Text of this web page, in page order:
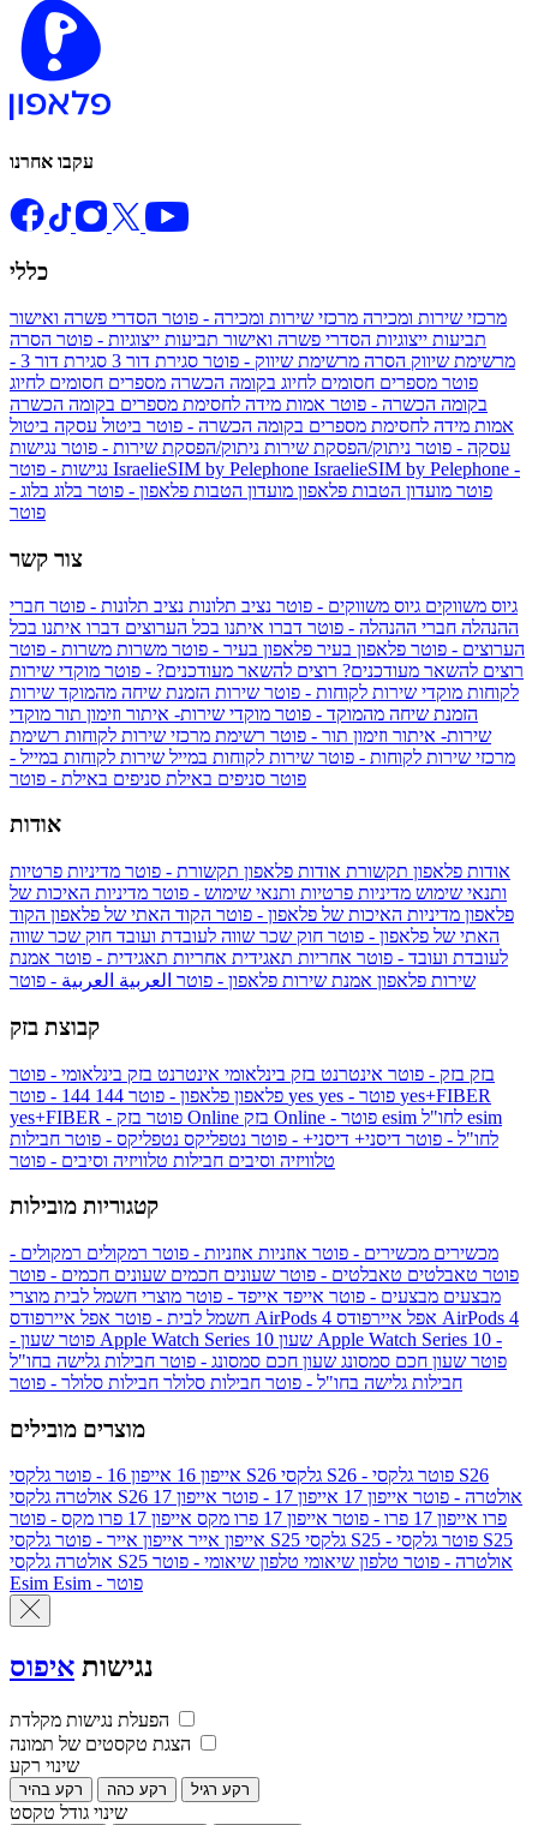
עקבו אחרנו
כללי
מרכזי שירות ומכירה מרכזי שירות ומכירה - פוטר הסדרי פשרה ואישור
תביעות ייצוגיות הסדרי פשרה ואישור תביעות ייצוגיות - פוטר הסרה
מרשימת שיווק הסרה מרשימת שיווק - פוטר סגירת דור 3
סגירת דור 3 -
פוטר מספרים חסומים לחיוג בקומה הכשרה מספרים חסומים לחיוג
בקומה הכשרה - פוטר אמות מידה לחסימת מספרים בקומה הכשרה
אמות מידה לחסימת מספרים בקומה הכשרה - פוטר ביטול עסקה ביטול
עסקה - פוטר ניתוק/הפסקת שירות ניתוק/הפסקת שירות - פוטר נגישות
IsraelieSIM by Pelephone IsraelieSIM by Pelephone -
פוטר מועדון הטבות פלאפון מועדון הטבות פלאפון - פוטר בלוג בלוג -
פוטר
צור קשר
גיוס משווקים גיוס משווקים - פוטר נציב תלונות נציב תלונות - פוטר חברי
ההנהלה חברי ההנהלה - פוטר דברו איתנו בכל הערוצים דברו איתנו בכל
הערוצים - פוטר פלאפון בעיר פלאפון בעיר - פוטר משרות משרות - פוטר
רוצים להשאר מעודכנים? רוצים להשאר מעודכנים? - פוטר מוקדי שירות
לקוחות מוקדי שירות לקוחות - פוטר שירות הזמנת שיחה מהמוקד שירות
הזמנת שיחה מהמוקד - פוטר מוקדי שירות- איתור וזימון תור מוקדי
שירות- איתור וזימון תור - פוטר רשימת מרכזי שירות לקוחות רשימת
מרכזי שירות לקוחות - פוטר שירות לקוחות במייל שירות לקוחות במייל -
פוטר סניפים באילת סניפים באילת - פוטר
אודות
אודות פלאפון תקשורת אודות פלאפון תקשורת - פוטר מדיניות פרטיות
ותנאי שימוש מדיניות פרטיות ותנאי שימוש - פוטר מדיניות האיכות של
פלאפון מדיניות האיכות של פלאפון - פוטר הקוד האתי של פלאפון הקוד
האתי של פלאפון - פוטר חוק שכר שווה לעובדת ועובד חוק שכר שווה
לעובדת ועובד - פוטר אחריות תאגידית אחריות תאגידית - פוטר אמנת
שירות פלאפון אמנת שירות פלאפון - פוטר العربية العربية - פוטר
קבוצת בזק
בזק בזק - פוטר אינטרנט בזק בינלאומי אינטרנט בזק בינלאומי - פוטר
פלאפון פלאפון - פוטר 144 yes
yes+FIBER
yes+FIBER - פוטר בזק Online
esim
לחו"ל - פוטר דיסני+ דיסני+ - פוטר נטפליקס נטפליקס - פוטר חבילות
טלוויזיה וסיבים חבילות טלוויזיה וסיבים - פוטר
קטגוריות מובילות
מכשירים מכשירים - פוטר אוזניות אוזניות - פוטר רמקולים רמקולים -
פוטר טאבלטים טאבלטים - פוטר שעונים חכמים שעונים חכמים - פוטר
מבצעים מבצעים - פוטר אייפד אייפד - פוטר מוצרי חשמל לבית מוצרי
חשמל לבית - פוטר אפל איירפודס AirPods 4 אפל איירפודס AirPods 4
- פוטר שעון Apple Watch Series 10 שעון Apple Watch Series 10 -
פוטר שעון חכם סמסונג שעון חכם סמסונג - פוטר חבילות גלישה בחו"ל
חבילות גלישה בחו"ל - פוטר חבילות סלולר חבילות סלולר - פוטר
מוצרים מובילים
אייפון 16 אייפון 16 - פוטר גלקסי S26 גלקסי S26 - פוטר גלקסי S26
אולטרה
גלקסי S26 אולטרה - פוטר אייפון 17 אייפון 17 - פוטר
אייפון 17
פרו אייפון 17 פרו - פוטר אייפון 17 פרו מקס
אייפון 17 פרו מקס - פוטר
אייפון אייר אייפון אייר - פוטר גלקסי S25 גלקסי S25 - פוטר גלקסי S25
אולטרה
גלקסי S25 אולטרה - פוטר טלפון שיאומי טלפון שיאומי - פוטר
Esim
Esim - פוטר
נגישות איפוס
הפעלת נגישות מקלדת
הצגת טקסטים של תמונה
שינוי רקע
רקע בהיר רקע כהה רקע רגיל
שינוי גודל טקסט